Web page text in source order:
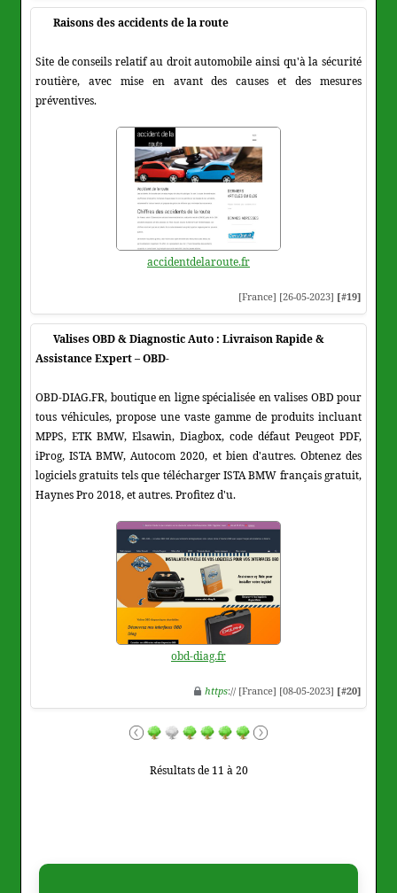
Raisons des accidents de la route
Site de conseils relatif au droit automobile ainsi qu'à la sécurité
routière, avec mise en avant des causes et des mesures
préventives.
accidentdelaroute.fr
[France] [26-05-2023] [#19]
Valises OBD & Diagnostic Auto : Livraison Rapide &
Assistance Expert – OBD-
OBD-DIAG.FR, boutique en ligne spécialisée en valises OBD pour
tous véhicules, propose une vaste gamme de produits incluant
MPPS, ETK BMW, Elsawin, Diagbox, code défaut Peugeot PDF,
iProg, ISTA BMW, Autocom 2020, et bien d'autres. Obtenez des
logiciels gratuits tels que télécharger ISTA BMW français gratuit,
Haynes Pro 2018, et autres. Profitez d'u.
obd-diag.fr
https:// [France] [08-05-2023] [#20]
Résultats de 11 à 20